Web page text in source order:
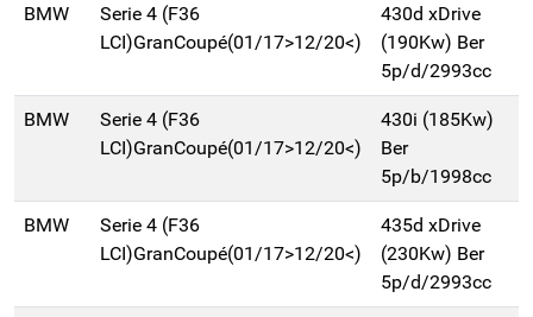
BMW
Serie 4 (F36
LCI)GranCoupé(01/17>12/20<)
430d xDrive
(190Kw) Ber
5p/d/2993cc
BMW
Serie 4 (F36
LCI)GranCoupé(01/17>12/20<)
430i (185Kw)
Ber
5p/b/1998cc
BMW
Serie 4 (F36
LCI)GranCoupé(01/17>12/20<)
435d xDrive
(230Kw) Ber
5p/d/2993cc